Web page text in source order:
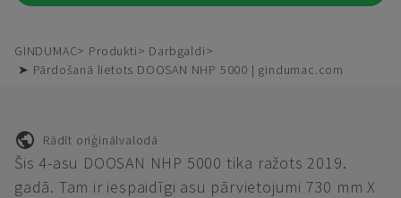
GINDUMAC Produkti
Darbgaldi
➤ Pārdošanā lietots DOOSAN NHP 5000 | gindumac.com
Rādīt oriģinālvalodā
Šis 4-asu DOOSAN NHP 5000 tika ražots 2019.
gadā. Tam ir iespaidīgi asu pārvietojumi 730 mm X